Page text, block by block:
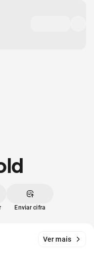
Enviar cifra
Ver mais